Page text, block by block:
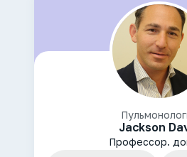
Jackson
Профессор.